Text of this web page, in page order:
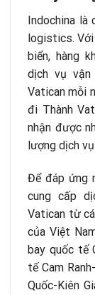
Indochina là
logistics.
biển, hàng
dịch vụ vận
Vatican mỗi
đi Thành
nhận được
lượng dịch
Để đáp ứng
cung cấp
Vatican từ
của Việt
bay quốc tế
tế Cam
Quốc-Kiên